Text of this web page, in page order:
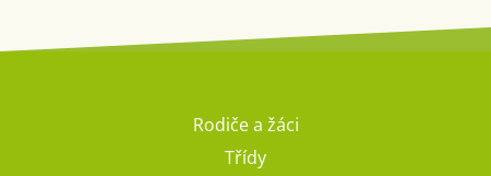
Rodiče a žáci
Třídy